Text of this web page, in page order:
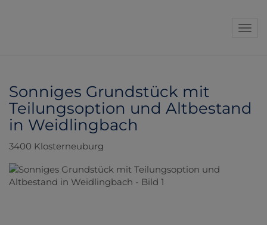
Sonniges Grundstück mit
Teilungsoption und Altbestand
in Weidlingbach
3400 Klosterneuburg